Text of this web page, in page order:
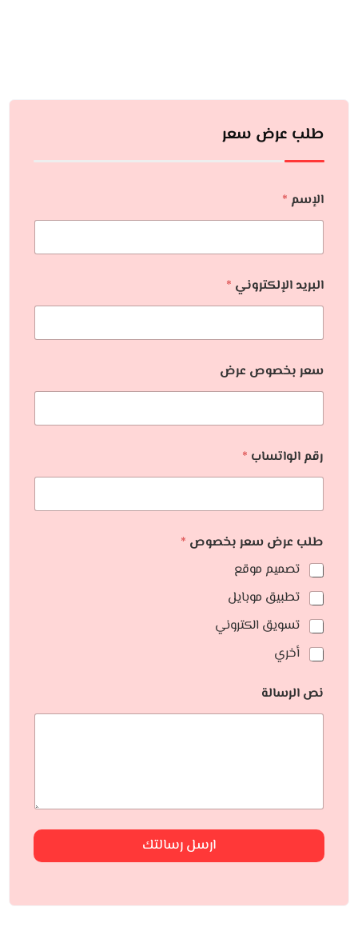
طلب عرض سعر
الإسم *
البريد الإلكتروني *
سعر بخصوص عرض
رقم الواتساب *
طلب عرض سعر بخصوص *
تصميم موقع
تطبيق موبايل
تسويق الكتروني
أخري
نص الرسالة
ارسل رسالتك